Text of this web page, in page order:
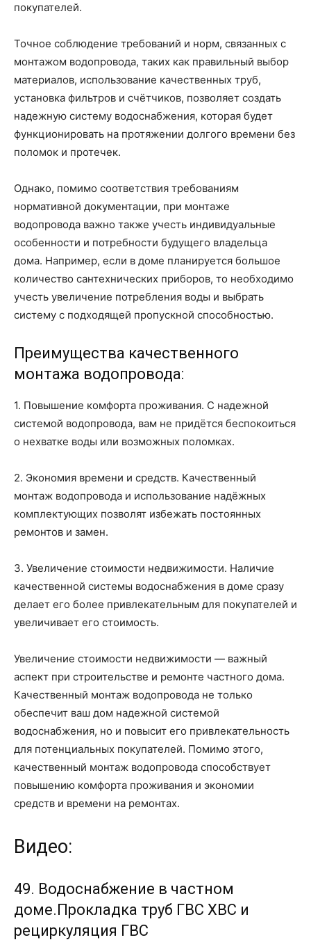
покупателей.
Точное соблюдение требований и норм, связанных с
монтажом водопровода, таких как правильный выбор
материалов, использование качественных труб,
установка фильтров и счётчиков, позволяет создать
надежную систему водоснабжения, которая будет
функционировать на протяжении долгого времени без
поломок и протечек.
Однако, помимо соответствия требованиям
нормативной документации, при монтаже
водопровода важно также учесть индивидуальные
особенности и потребности будущего владельца
дома. Например, если в доме планируется большое
количество сантехнических приборов, то необходимо
учесть увеличение потребления воды и выбрать
систему с подходящей пропускной способностью.
Преимущества качественного
монтажа водопровода:
1. Повышение комфорта проживания. С надежной
системой водопровода, вам не придётся беспокоиться
о нехватке воды или возможных поломках.
2. Экономия времени и средств. Качественный
монтаж водопровода и использование надёжных
комплектующих позволят избежать постоянных
ремонтов и замен.
3. Увеличение стоимости недвижимости. Наличие
качественной системы водоснабжения в доме сразу
делает его более привлекательным для покупателей и
увеличивает его стоимость.
Увеличение стоимости недвижимости — важный
аспект при строительстве и ремонте частного дома.
Качественный монтаж водопровода не только
обеспечит ваш дом надежной системой
водоснабжения, но и повысит его привлекательность
для потенциальных покупателей. Помимо этого,
качественный монтаж водопровода способствует
повышению комфорта проживания и экономии
средств и времени на ремонтах.
Видео:
49. Водоснабжение в частном
доме.Прокладка труб ГВС ХВС и
рециркуляция ГВС